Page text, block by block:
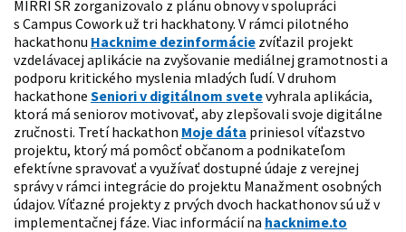
MIRRI SR zorganizovalo z plánu obnovy v spolupráci
s Campus Cowork už tri hackhatony. V rámci pilotného
hackathonu Hacknime dezinformácie zvíťazil projekt
vzdelávacej aplikácie na zvyšovanie mediálnej gramotnosti a
podporu kritického myslenia mladých ľudí. V druhom
hackathone Seniori v digitálnom svetevyhrala aplikácia,
ktorá má seniorov motivovať, aby zlepšovali svoje digitálne
zručnosti. Tretí hackathon Moje dáta priniesol víťazstvo
projektu, ktorý má pomôcť občanom a podnikateľom
efektívne spravovať a využívať dostupné údaje z verejnej
správy v rámci integrácie do projektu Manažment osobných
údajov. Víťazné projekty z prvých dvoch hackathonov sú už v
implementačnej fáze. Viac informácií na hacknime.to